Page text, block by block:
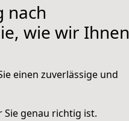
nach
wie wir Ihnen
einen zuverlässige und
genau richtig ist.